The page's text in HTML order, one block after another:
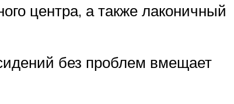
центра, а также лаконичный
без проблем вмещает